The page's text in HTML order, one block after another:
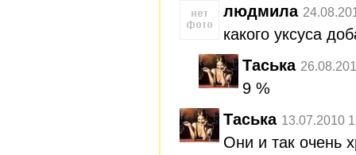
людмила
какого уксуса
Таська
9 %
Таська 13.07.2010
Они и так очень